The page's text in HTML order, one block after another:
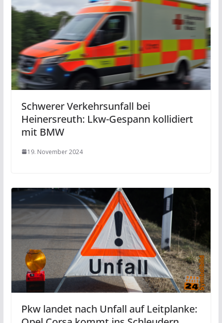
Schwerer Verkehrsunfall bei
Heinersreuth: Lkw-Gespann kollidiert
mit BMW
19. November 2024
Pkw landet nach Unfall auf Leitplanke: